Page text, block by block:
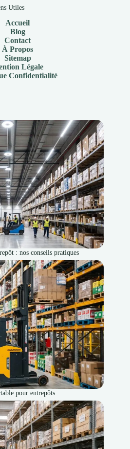
Utiles
Accueil
Blog
Contact
À Propos
Sitemap
Légale
Confidentialité
: nos conseils pratiques
pour entrepôts